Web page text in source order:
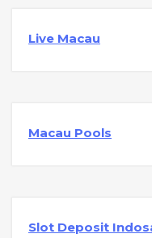
Live Macau
Macau Pools
Slot Deposit